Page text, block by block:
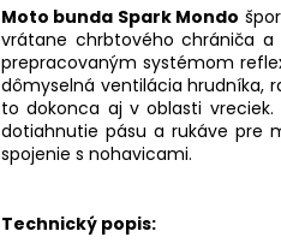
Moto bunda Spark Mondo
vrátane chrbtového chrániča a
prepracovaným systémom
dômyselná ventilácia hrudníka,
to dokonca aj v oblasti vreciek.
dotiahnutie pásu a rukáve pre
spojenie s nohavicami.
Technický popis: